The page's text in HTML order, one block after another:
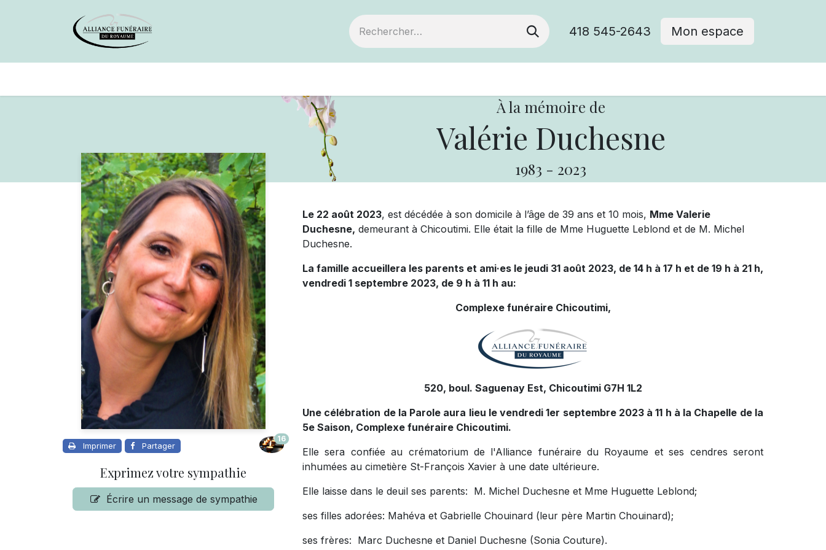
418 545-2643 Mon espace
À la mémoire de
Valérie Duchesne
1983 - 2023
Imprimer Partager
16
Exprimez votre sympathie
Écrire un message de sympathie
Le 22 août 2023, est décédée à son domicile à l’âge de 39 ans et 10 mois, Mme Valerie
Duchesne, demeurant à Chicoutimi. Elle était la fille de Mme Huguette Leblond et de M. Michel
Duchesne.
La famille accueillera les parents et ami·es le jeudi 31 août 2023, de 14 h à 17 h et de 19 h à 21 h,
vendredi 1 septembre 2023, de 9 h à 11 h au:
Complexe funéraire Chicoutimi,
520, boul. Saguenay Est, Chicoutimi G7H 1L2
Une célébration de la Parole aura lieu le vendredi 1er septembre 2023 à 11 h à la Chapelle de la
5e Saison, Complexe funéraire Chicoutimi.
Elle sera confiée au crématorium de l'Alliance funéraire du Royaume et ses cendres seront
inhumées au cimetière St-François Xavier à une date ultérieure.
Elle laisse dans le deuil ses parents: M. Michel Duchesne et Mme Huguette Leblond;
ses filles adorées: Mahéva et Gabrielle Chouinard (leur père Martin Chouinard);
ses frères: Marc Duchesne et Daniel Duchesne (Sonia Couture).